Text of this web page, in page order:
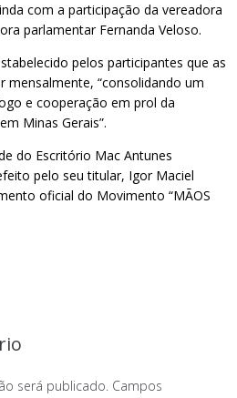
com a participação da vereadora
parlamentar Fernanda Veloso.
pelos participantes que as
mensalmente, “consolidando um
e cooperação em prol da
Minas Gerais”.
do Escritório Mac Antunes
pelo seu titular, Igor Maciel
oficial do Movimento “MÃOS
será publicado. Campos